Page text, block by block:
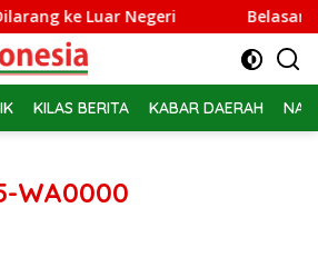
ke Luar Negeri Belasan
KILAS BERITA KABAR DAERAH
WA0000